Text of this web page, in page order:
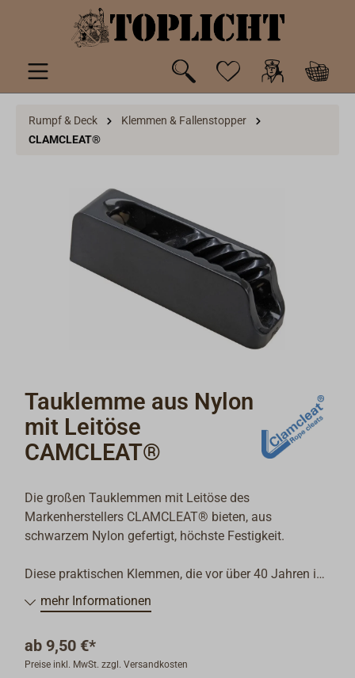
springen
Rumpf & Deck
Klemmen & Fallenstopper
CLAMCLEAT®
Tauklemme aus Nylon
mit Leitöse
CAMCLEAT®
Die großen Tauklemmen mit Leitöse des
Markenherstellers CLAMCLEAT® bieten, aus
schwarzem Nylon gefertigt, höchste Festigkeit.
Diese praktischen Klemmen, die vor über 40 Jahren in
England erfunden wurden, sind aus der Segel-, Leinen-
und Bordpraxis nicht mehr wegzudenken. Inzwischen
Modelle und Ausführungen produziert, nicht nur fürs
Segeln, Surfen oder Drachenfliegen, sondern auch für
mehr Informationen
ab 9,50 €*
Preise inkl. MwSt. zzgl. Versandkosten